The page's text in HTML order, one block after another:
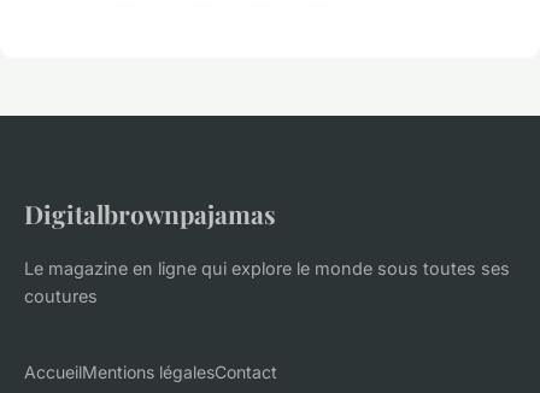
Digitalbrownpajamas
Le magazine en ligne qui explore le monde sous toutes ses
coutures
AccueilMentions légalesContact